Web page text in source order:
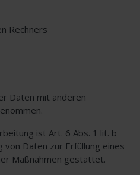
Rechners
Daten mit anderen
ist Art. 6 Abs. 1 lit. b
von Daten zur Erfüllung eines
Maßnahmen gestattet.